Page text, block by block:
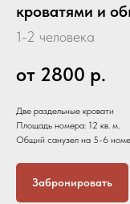
кроватями и
1-2 человека
от 2800 р.
Две раздельные кровати
Площадь номера: 12 кв. м.
Общий санузел на 5-6
Забронировать